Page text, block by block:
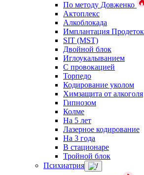
По методу Довженко
Актоплекс
Алкоблокада
Имплантация
SIT (MST)
Двойной блок
Иглоукалыванием
С провокацией
Торпедо
Кодирование уколом
Химзащита от алкоголя
Гипнозом
Колме
На 5 лет
Лазерное кодирование
На 3 года
В стационаре
Тройной блок
Психиатрия